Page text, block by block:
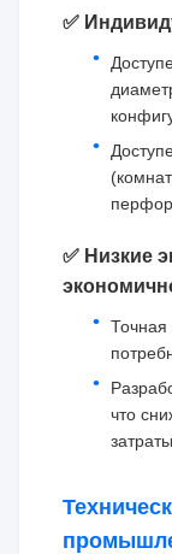
✅
✅ Низкие
Точная
что
затраты.